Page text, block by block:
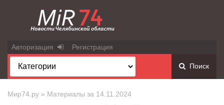
Авторизация Регистрация
Поиск
Мир74.ру » Материалы за 14.11.2024